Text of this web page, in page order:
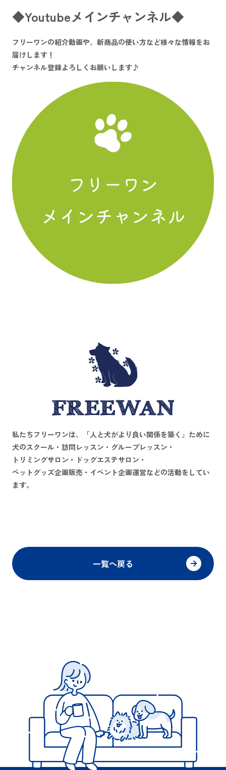
◆Youtubeメインチャンネル◆
フリーワンの紹介動画や、新商品の使い方など様々な情報をお
届けします！
チャンネル登録よろしくお願いします♪
私たちフリーワンは、 「人と犬がより良い関係を築く」 ために
犬のスクール・訪問レッスン・グループレッスン・
トリミングサロン・ドッグエステサロン・
ペットグッズ企画販売・イベント企画運営などの活動をしてい
ます。
一覧へ戻る